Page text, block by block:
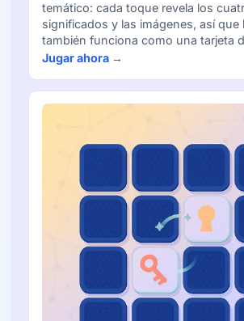
temático: cada toque revela los
significados y las imágenes, así que
también funciona como una tarjeta
Jugar ahora →